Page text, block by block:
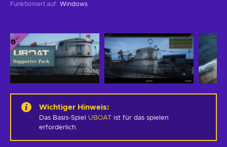
Funktioniert auf: Windows
Wichtiger Hinweis:
Das Basis-Spiel UBOAT ist für das spielen
erforderlich.